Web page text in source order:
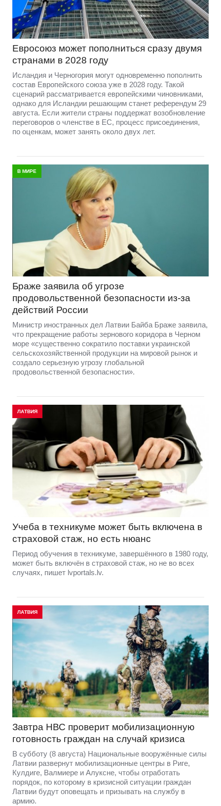
Евросоюз может пополниться сразу двумя
странами в 2028 году
Исландия и Черногория могут одновременно пополнить
состав Европейского союза уже в 2028 году. Такой
сценарий рассматривается европейскими чиновниками,
однако для Исландии решающим станет референдум 29
августа. Если жители страны поддержат возобновление
переговоров о членстве в ЕС, процесс присоединения,
по оценкам, может занять около двух лет.
В МИРЕ
Браже заявила об угрозе
продовольственной безопасности из-за
действий России
Министр иностранных дел Латвии Байба Браже заявила,
что прекращение работы зернового коридора в Черном
море «существенно сократило поставки украинской
сельскохозяйственной продукции на мировой рынок и
создало серьезную угрозу глобальной
продовольственной безопасности».
ЛАТВИЯ
Учеба в техникуме может быть включена в
страховой стаж, но есть нюанс
Период обучения в техникуме, завершённого в 1980 году,
может быть включён в страховой стаж, но не во всех
случаях, пишет lvportals.lv.
ЛАТВИЯ
Завтра НВС проверит мобилизационную
готовность граждан на случай кризиса
В субботу (8 августа) Национальные вооружённые силы
Латвии развернут мобилизационные центры в Риге,
Кулдиге, Валмиере и Алуксне, чтобы отработать
порядок, по которому в кризисной ситуации граждан
Латвии будут оповещать и призывать на службу в
армию.